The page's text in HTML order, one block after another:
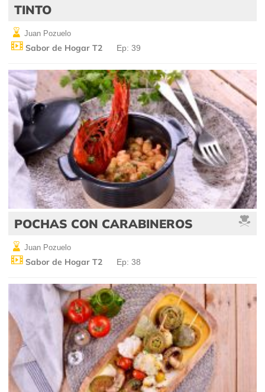
TINTO
Juan Pozuelo
Sabor de Hogar T2 Ep: 39
POCHAS CON CARABINEROS
Juan Pozuelo
Sabor de Hogar T2 Ep: 38